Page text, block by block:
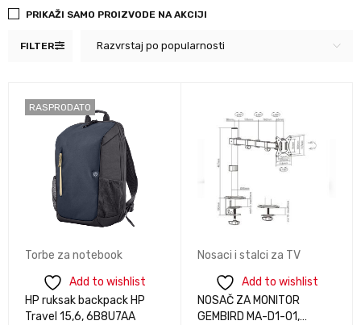
FILTER Razvrstaj po popularnosti
PRIKAŽI SAMO PROIZVODE NA AKCIJI
RASPRODATO
Torbe za notebook
Add to wishlist
HP ruksak backpack HP
Travel 15,6, 6B8U7AA
Nosaci i stalci za TV
Add to wishlist
NOSAČ ZA MONITOR
GEMBIRD MA-D1-01,